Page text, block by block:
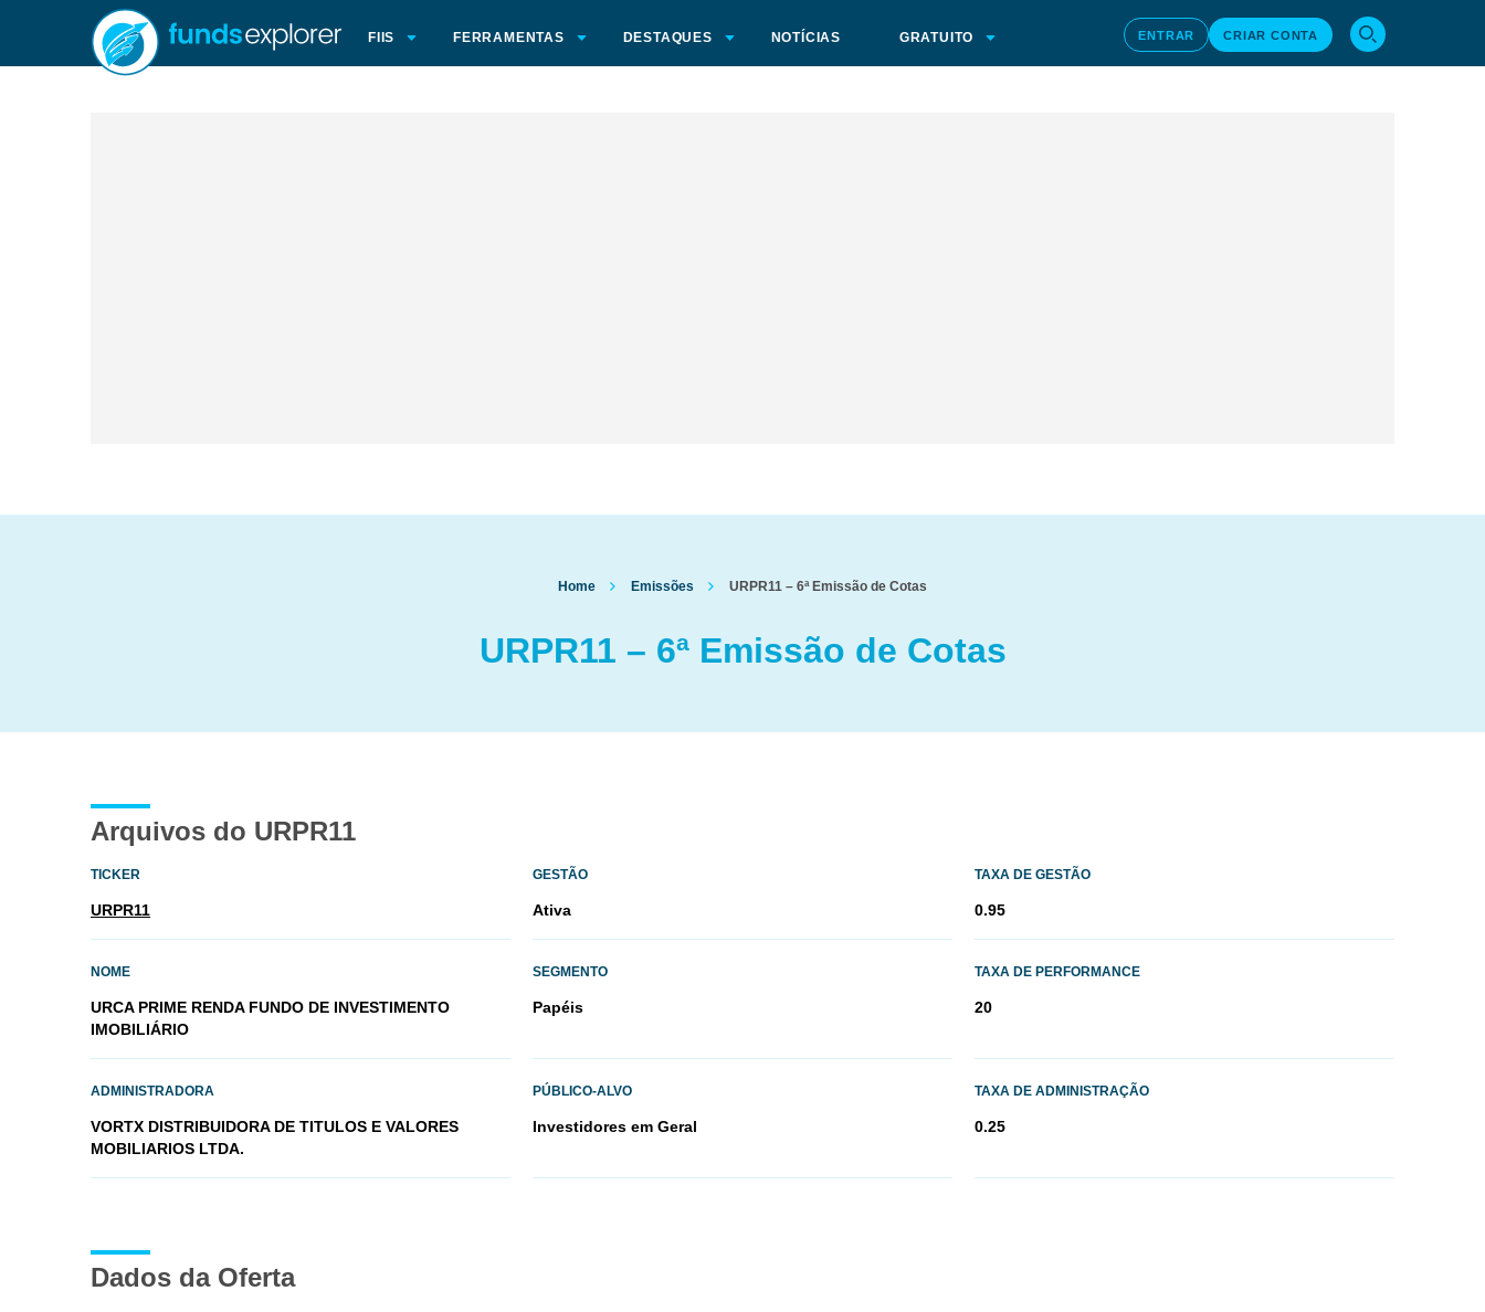
FIIS FERRAMENTAS DESTAQUES NOTÍCIAS GRATUITO ENTRAR CRIAR CONTA
Home Emissões URPR11 – 6ª Emissão de Cotas
URPR11 – 6ª Emissão de Cotas
Arquivos do URPR11
TICKER
URPR11
GESTÃO
Ativa
TAXA DE GESTÃO
0.95
NOME
URCA PRIME RENDA FUNDO DE INVESTIMENTO
IMOBILIÁRIO
SEGMENTO
Papéis
TAXA DE PERFORMANCE
20
ADMINISTRADORA
VORTX DISTRIBUIDORA DE TITULOS E VALORES
MOBILIARIOS LTDA.
PÚBLICO-ALVO
Investidores em Geral
TAXA DE ADMINISTRAÇÃO
0.25
Dados da Oferta